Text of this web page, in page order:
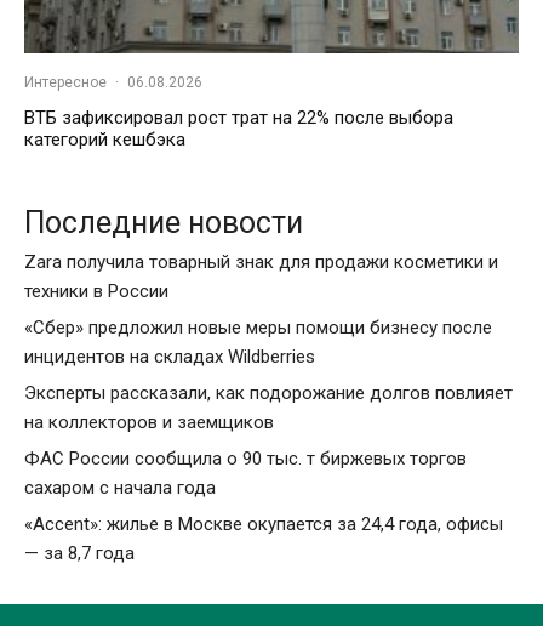
Интересное · 06.08.2026
ВТБ зафиксировал рост трат на 22% после выбора
категорий кешбэка
Последние новости
Zara получила товарный знак для продажи косметики и
техники в России
«Сбер» предложил новые меры помощи бизнесу после
инцидентов на складах Wildberries
Эксперты рассказали, как подорожание долгов повлияет
на коллекторов и заемщиков
ФАС России сообщила о 90 тыс. т биржевых торгов
сахаром с начала года
«Accent»: жилье в Москве окупается за 24,4 года, офисы
— за 8,7 года